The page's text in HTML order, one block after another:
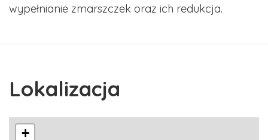
wypełnianie zmarszczek oraz ich redukcja.
Lokalizacja
+